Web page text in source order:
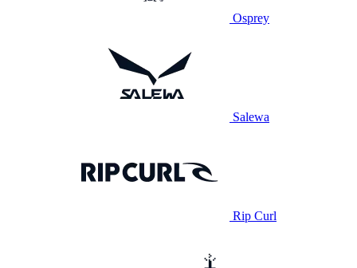
Osprey
Salewa
Rip Curl